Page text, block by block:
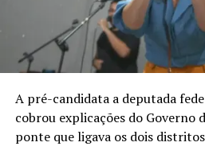
“Vamos trabalhar
humildade, com os
porque entendemos
melhor caminho para
declarou.
Nicolau Cândido da Silva Júnior
A pré-candidata a deputada
cobrou explicações do Governo
ponte que ligava os dois